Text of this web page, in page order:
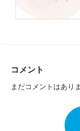
コメント
まだコメントはあり